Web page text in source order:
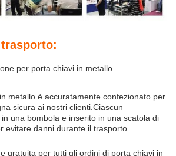
per porta chiavi in metallo
metallo è accuratamente confezionato per
sicura ai nostri clienti.Ciascun
una bombola e inserito in una scatola di
evitare danni durante il trasporto.
gratuita per tutti gli ordini di porta chiavi in